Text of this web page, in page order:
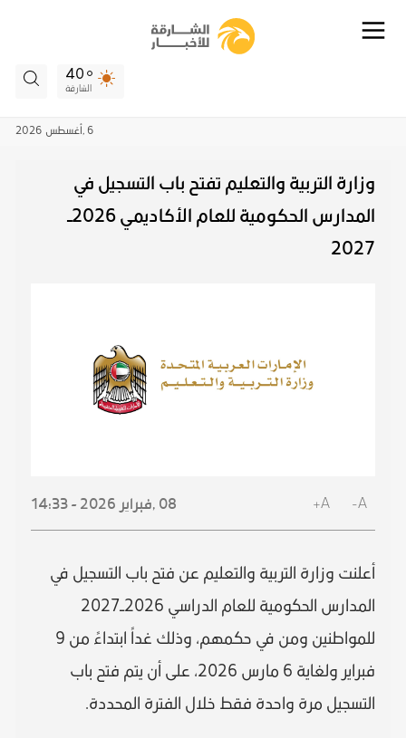
40
الشارقة
6 , أغسطس 2026
وزارة التربية والتعليم تفتح باب التسجيل في
المدارس الحكومية للعام الأكاديمي 2026–
2027
A-
A+
08 , فبراير 2026 - 14:33
أعلنت وزارة التربية والتعليم عن فتح باب التسجيل في
المدارس الحكومية للعام الدراسي 2026–2027
للمواطنين ومن في حكمهم، وذلك غداً ابتداءً من 9
فبراير ولغاية 6 مارس 2026، على أن يتم فتح باب
التسجيل مرة واحدة فقط خلال الفترة المحددة.